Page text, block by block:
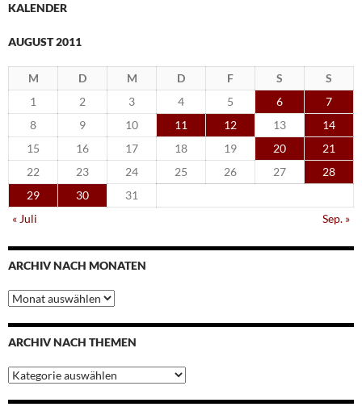
KALENDER
AUGUST 2011
M D M D F S
S
1
2 3 4 5 6
7
8
9 10 11 12 13
14
15
16 17 18 19 20
21
22
23 24 25 26 27
28
29
30
31
« Juli
Sep. »
ARCHIV NACH MONATEN
Archiv
nach
Monaten
ARCHIV NACH THEMEN
Archiv
nach
Themen